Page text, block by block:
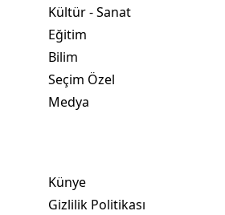
Kültür - Sanat
Eğitim
Bilim
Seçim Özel
Medya
Künye
Gizlilik Politikası